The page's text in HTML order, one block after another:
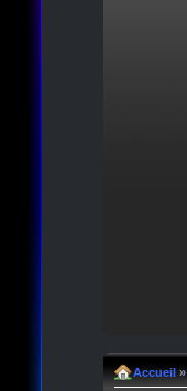
Accueil»